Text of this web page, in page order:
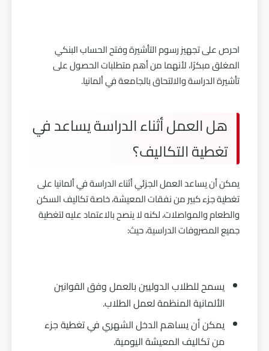
احرص على تجهيز رسوم التأشيرة وفتح الحساب البنكي
المغلق مبكرًا، لأنهما من أهم متطلبات الحصول على
تأشيرة الدراسة والالتحاق بالجامعة في ألمانيا.
هل العمل أثناء الدراسة يساعد في
تغطية التكاليف؟
يمكن أن يساعد العمل الجزئي أثناء الدراسة في ألمانيا على
تغطية جزء كبير من نفقات المعيشة، خاصة تكاليف السكن
والطعام والمواصلات، لكنه لا ينصح بالاعتماد عليه لتغطية
جميع المصروفات الدراسية، حيث:
يسمح للطلاب الدوليين بالعمل وفق القوانين
الألمانية المنظمة لعمل الطلاب.
يمكن أن يساهم الدخل الشهري في تغطية جزء
من تكاليف المعيشة اليومية.